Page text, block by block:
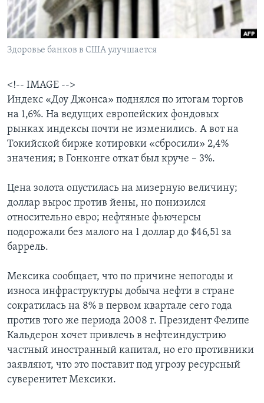
Learning English
СОЦИАЛЬНЫЕ СЕТИ
Языки
Здоровье банков в США улучшается
<!-- IMAGE -->
Индекс «Доу Джонса» поднялся по итогам торгов
на 1,6%. На ведущих европейских фондовых
рынках индексы почти не изменились. А вот на
Токийской бирже котировки «сбросили» 2,4%
значения; в Гонконге откат был круче – 3%.
Цена золота опустилась на мизерную величину;
доллар вырос против йены, но понизился
относительно евро; нефтяные фьючерсы
подорожали без малого на 1 доллар до $46,51 за
баррель.
Мексика сообщает, что по причине непогоды и
износа инфраструктуры добыча нефти в стране
сократилась на 8% в первом квартале сего года
против того же периода 2008 г. Президент Фелипе
Кальдерон хочет привлечь в нефтеиндустрию
частный иностранный капитал, но его противники
заявляют, что это поставит под угрозу ресурсный
суверенитет Мексики.